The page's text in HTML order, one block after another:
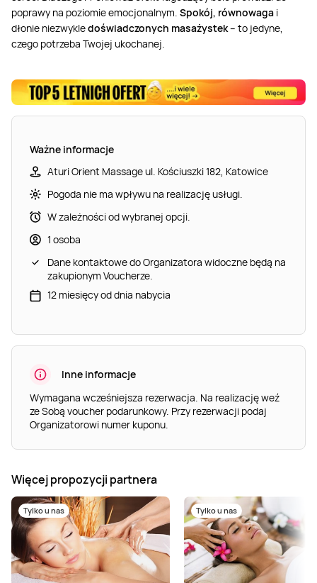
poprawy na poziomie emocjonalnym. Spokój, równowaga i
dłonie niezwykledoświadczonych masażystek– to jedyne,
czego potrzeba Twojej ukochanej.
Ważne informacje
Aturi Orient Massage ul. Kościuszki 182, Katowice
Pogoda nie ma wpływu na realizację usługi.
W zależności od wybranej opcji.
1 osoba
Dane kontaktowe do Organizatora widoczne będą na
zakupionym Voucherze.
12 miesięcy od dnia nabycia
Inne informacje
Wymagana wcześniejsza rezerwacja. Na realizację weź
ze Sobą voucher podarunkowy. Przy rezerwacji podaj
Organizatorowi numer kuponu.
Więcej propozycji partnera
Tylko u nas Tylko u nas